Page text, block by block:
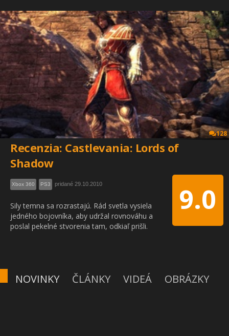
128
Recenzia: Castlevania: Lords of
Shadow
9.0
Xbox 360 PS3 pridané 29.10.2010
Sily temna sa rozrastajú. Rád svetla vysiela
jedného bojovníka, aby udržal rovnováhu a
poslal pekelné stvorenia tam, odkiaľ prišli.
NOVINKY ČLÁNKY VIDEÁ OBRÁZKY